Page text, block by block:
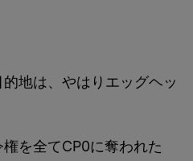
地は、やはりエッグヘッ
を全てCP0に奪われた